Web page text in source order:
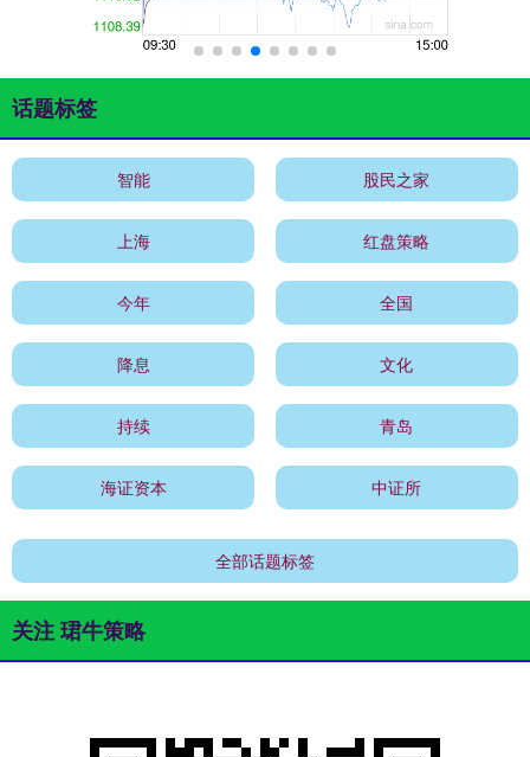
话题标签
智能 股民之家
上海 红盘策略
今年 全国
降息 文化
持续 青岛
海证资本 中证所
全部话题标签
关注 珺牛策略